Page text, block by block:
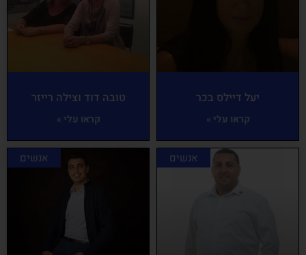
יעל דיילס בכר
קראו עלי »
טובה דוד וצילה רייזר
קראו עלי »
אנשים אנשים